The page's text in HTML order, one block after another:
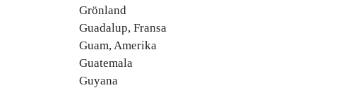
Grönland
Guadalup, Fransa
Guam, Amerika
Guatemala
Guyana